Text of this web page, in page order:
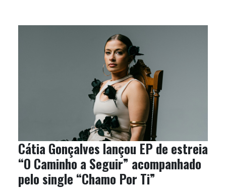
Cátia Gonçalves lançou EP de estreia
“O Caminho a Seguir” acompanhado
pelo single “Chamo Por Ti”